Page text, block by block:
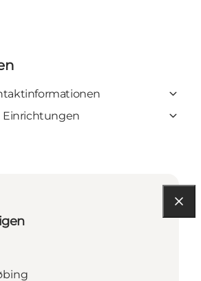
Einrichtungen